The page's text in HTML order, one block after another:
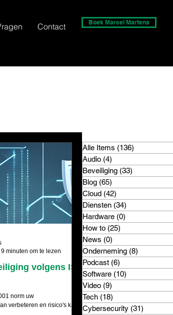
Contact Boek Marcel Martens
volgens ISO
norm uw
verbeteren en risico's kan
9 minuten om te lezen
Alle Items (136)
Audio (4)
Beveiliging (33)
Blog (65)
Cloud (42)
Diensten (34)
Hardware (0)
How to (25)
News (0)
Onderneming (8)
Podcast (6)
Software (10)
Video (9)
Tech (18)
Cybersecurity (31)